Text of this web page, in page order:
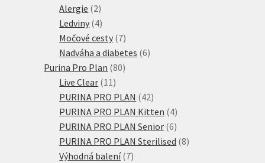
Alergie 22
produkty
Ledviny 44
produkty
Močové cesty 77
produktů
Nadváha a diabetes 66
Purina Pro Plan 8080
Live Clear 11 11
produktů
PURINA PRO PLAN 4242
produktů
PURINA PRO PLAN Kitten 44
produkty
PURINA PRO PLAN Senior 66
produktů
PURINA PRO PLAN Sterilised 88
Výhodná balení 77